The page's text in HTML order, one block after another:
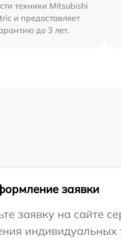
техники Mitsubishi
и предоставляет
до 3 лет.
заявки
заявку на сайте